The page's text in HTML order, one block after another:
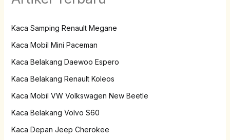
Kaca Samping Renault Megane
Kaca Mobil Mini Paceman
Kaca Belakang Daewoo Espero
Kaca Belakang Renault Koleos
Kaca Mobil VW Volkswagen New Beetle
Kaca Belakang Volvo S60
Kaca Depan Jeep Cherokee